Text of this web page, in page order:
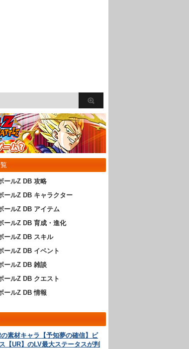
ールZ DB 攻略
ールZ DB キャラクター
ールZ DB アイテム
ールZ DB 育成・進化
ールZ DB スキル
ールZ DB イベント
ールZ DB 雑談
ールZ DB クエスト
ールZ DB 情報
の素材キャラ【予知夢の確信】ビ
【UR】のLV最大ステータスが判